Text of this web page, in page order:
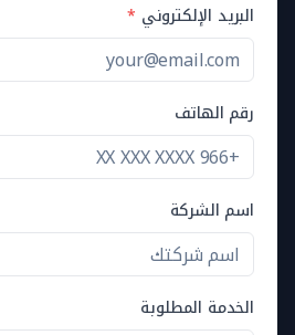
البريد الإلكتروني *
رقم الهاتف
اسم الشركة
الخدمة المطلوبة